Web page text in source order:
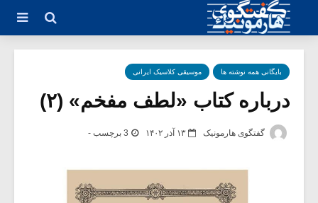
بایگانی همه نوشته ها موسیقی کلاسیک ایرانی
درباره کتاب «لطف مفخم» (۲)
گفتگوی هارمونیک ۱۳ آذر ۱۴۰۲ 3 برچسب -